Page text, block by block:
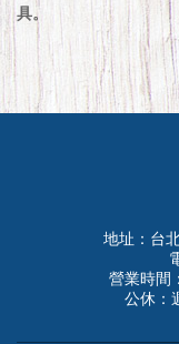
具。
地址：台
營業時間
公休：